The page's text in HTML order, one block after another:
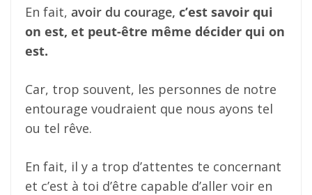
En fait, avoir du courage, c’est savoir qui
on est, et peut-être même décider qui on
est.
Car, trop souvent, les personnes de notre
entourage voudraient que nous ayons tel
ou tel rêve.
En fait, il y a trop d’attentes te concernant
et c’est à toi d’être capable d’aller voir en